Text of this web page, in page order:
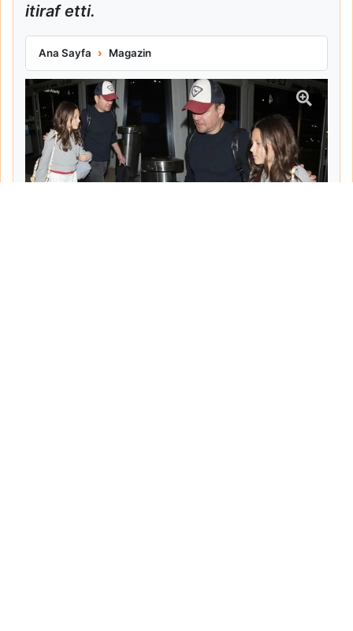
itiraf etti.
Ana Sayfa Magazin
Matt Damon Babalık Pişmanlığını İtiraf Etti